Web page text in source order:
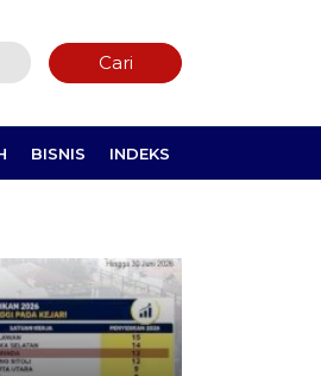
Cari
BISNIS INDEKS